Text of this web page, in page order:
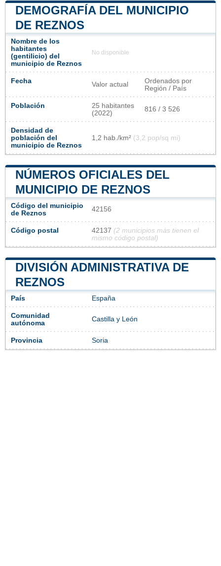
DEMOGRAFÍA DEL MUNICIPIO
DE REZNOS
Nombre de los
habitantes
(gentilicio) del
municipio de Reznos
No disponible
Fecha Valor actual
Ordenados por
Región / País
Población
25 habitantes
(2022)
816 / 3 526
Densidad de
población del
municipio de Reznos
1,2 hab./km² (3,2 pop/sq mi)
NÚMEROS OFICIALES DEL
MUNICIPIO DE REZNOS
Código del municipio
de Reznos
42156
Código postal 42137 (2 municipios más tienen el
mismo código postal)
DIVISIÓN ADMINISTRATIVA DE
REZNOS
País España
Comunidad
autónoma
Castilla y León
Provincia Soria